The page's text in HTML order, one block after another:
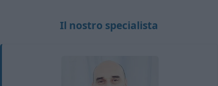
Il nostro specialista